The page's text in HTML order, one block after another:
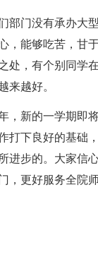
门没有承办大型
，能够吃苦，甘
处，有个别同学
来越好。
新的一学期即将
打下良好的基础
进步的。大家信
，更好服务全院师